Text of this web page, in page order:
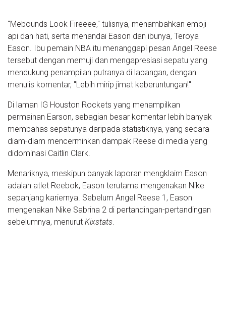
"Mebounds Look Fireeee," tulisnya, menambahkan emoji
api dan hati, serta menandai Eason dan ibunya, Teroya
Eason. Ibu pemain NBA itu menanggapi pesan Angel Reese
tersebut dengan memuji dan mengapresiasi sepatu yang
mendukung penampilan putranya di lapangan, dengan
menulis komentar, "Lebih mirip jimat keberuntungan!"
Di laman IG Houston Rockets yang menampilkan
permainan Earson, sebagian besar komentar lebih banyak
membahas sepatunya daripada statistiknya, yang secara
diam-diam mencerminkan dampak Reese di media yang
didominasi Caitlin Clark.
Menariknya, meskipun banyak laporan mengklaim Eason
adalah atlet Reebok, Eason terutama mengenakan Nike
sepanjang kariernya. Sebelum Angel Reese 1, Eason
mengenakan Nike Sabrina 2 di pertandingan-pertandingan
sebelumnya, menurut Kixstats.